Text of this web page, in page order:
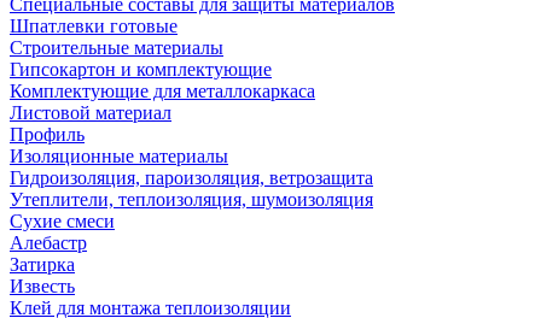
Специальные составы для защиты материалов
Шпатлевки готовые
Строительные материалы
Гипсокартон и комплектующие
Комплектующие для металлокаркаса
Листовой материал
Профиль
Изоляционные материалы
Гидроизоляция, пароизоляция, ветрозащита
Утеплители, теплоизоляция, шумоизоляция
Сухие смеси
Алебастр
Затирка
Известь
Клей для монтажа теплоизоляции